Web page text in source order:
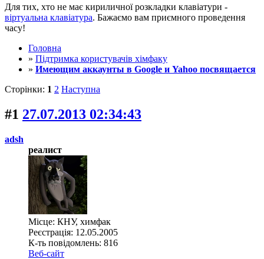
Для тих, хто не має кириличної розкладки клавіатури -
віртуальна клавіатура. Бажаємо вам приємного проведення
часу!
Головна
» Підтримка користувачів хімфаку
» Имеющим аккаунты в Google и Yahoo посвящается
Сторінки: 1 2 Наступна
#1 27.07.2013 02:34:43
adsh
реалист
Місце: КНУ, химфак
Реєстрація: 12.05.2005
К-ть повідомлень: 816
Веб-сайт